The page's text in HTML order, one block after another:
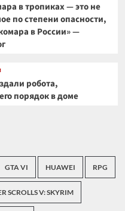
в тропиках — это не
по степени опасности,
в России» —
робота,
порядок в доме
GTA VI HUAWEI RPG
SCROLLS V: SKYRIM